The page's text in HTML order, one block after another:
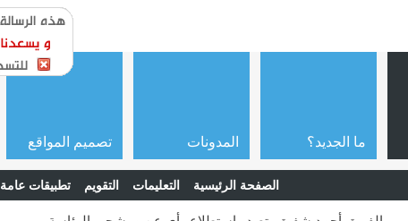
الصفحة الرئيسية التعليمات التقويم تطبيقات عامة
ما الجديد؟ المدونات تصميم المواقع